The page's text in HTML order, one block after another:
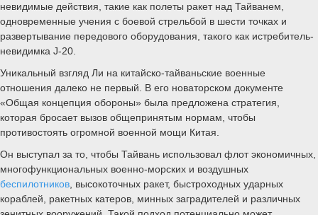
невидимые действия, такие как полеты ракет над Тайванем,
одновременные учения с боевой стрельбой в шести точках и
развертывание передового оборудования, такого как истребитель-
невидимка J-20.
Уникальный взгляд Ли на китайско-тайваньские военные
отношения далеко не первый. В его новаторском документе
«Общая концепция обороны» была предложена стратегия,
которая бросает вызов общепринятым нормам, чтобы
противостоять огромной военной мощи Китая.
Он выступал за то, чтобы Тайвань использовал флот экономичных,
многофункциональных военно-морских и воздушных
беспилотников , высокоточных ракет, быстроходных ударных
кораблей, ракетных катеров, минных заградителей и различных